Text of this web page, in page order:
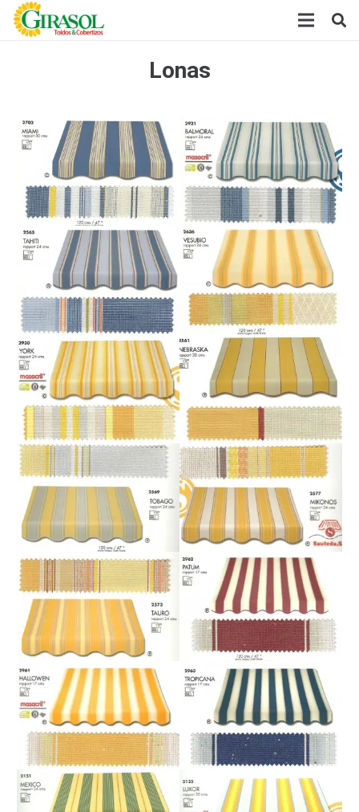
Lonas